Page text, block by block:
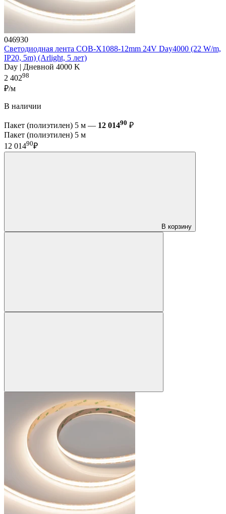
046930
Светодиодная лента COB-X1088-12mm 24V Day4000 (22 W/m,
IP20, 5m) (Arlight, 5 лет)
Day | Дневной 4000 K
2 40298
₽/м
В наличии
Пакет (полиэтилен) 5 м — 12 01490 ₽
Пакет (полиэтилен) 5 м
12 01490₽
В корзину